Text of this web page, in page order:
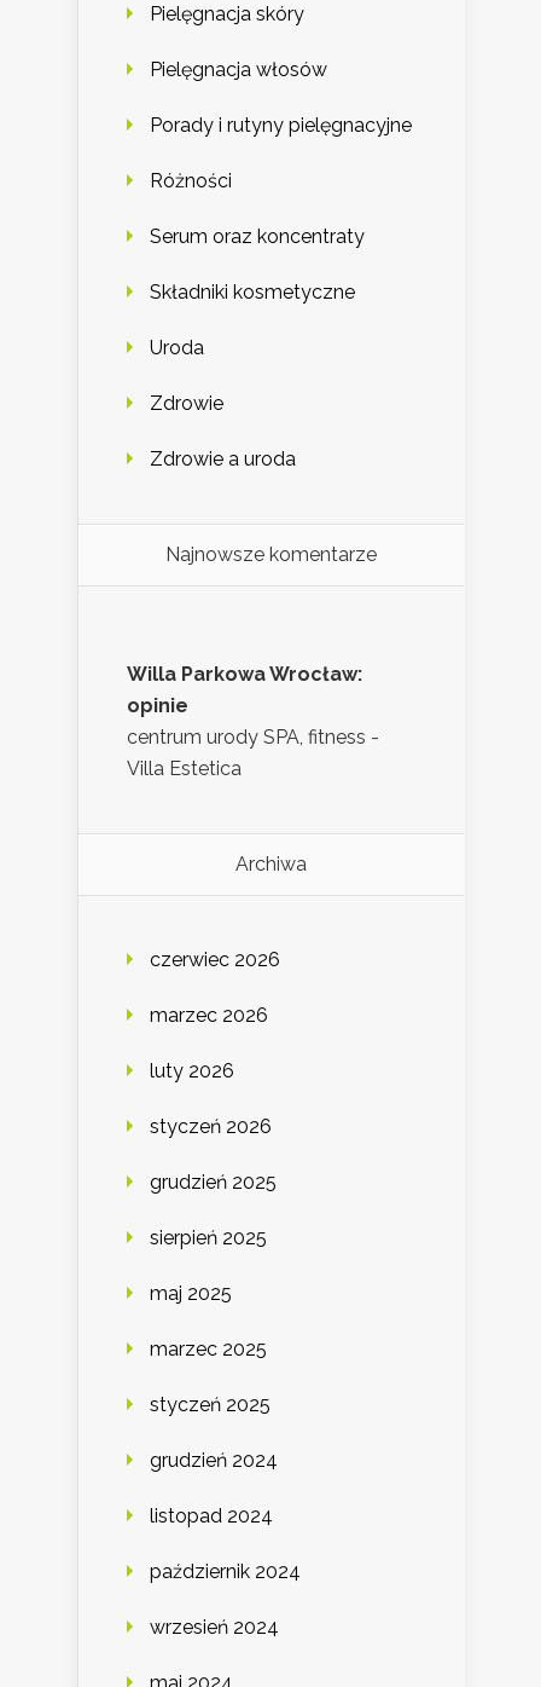
Pielęgnacja skóry
Pielęgnacja włosów
Porady i rutyny pielęgnacyjne
Różności
Serum oraz koncentraty
Składniki kosmetyczne
Uroda
Zdrowie
Zdrowie a uroda
Najnowsze komentarze
Willa Parkowa Wrocław:
opinie
centrum urody SPA, fitness -
Villa Estetica
Archiwa
czerwiec 2026
marzec 2026
luty 2026
styczeń 2026
grudzień 2025
sierpień 2025
maj 2025
marzec 2025
styczeń 2025
grudzień 2024
listopad 2024
październik 2024
wrzesień 2024
maj 2024